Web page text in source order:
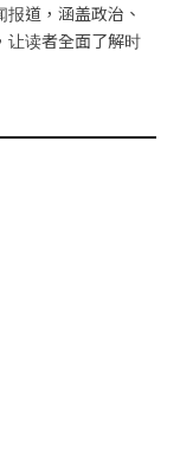
道，涵盖政治、
让读者全面了解时